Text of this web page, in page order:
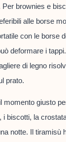
Per brownies e
alle borse
con le borse
deformare i
di legno
prato.
momento giusto
i biscotti, la
notte. Il tiramisù